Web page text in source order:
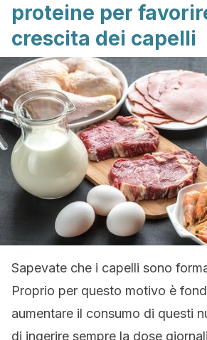
proteine per
crescita dei capelli
Sapevate che i capelli sono
Proprio per questo motivo è
aumentare il consumo di questi
di ingerire sempre la dose